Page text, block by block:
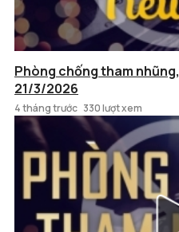
Phòng chống tham
21/3/2026
4 tháng trước 330 lượt xem